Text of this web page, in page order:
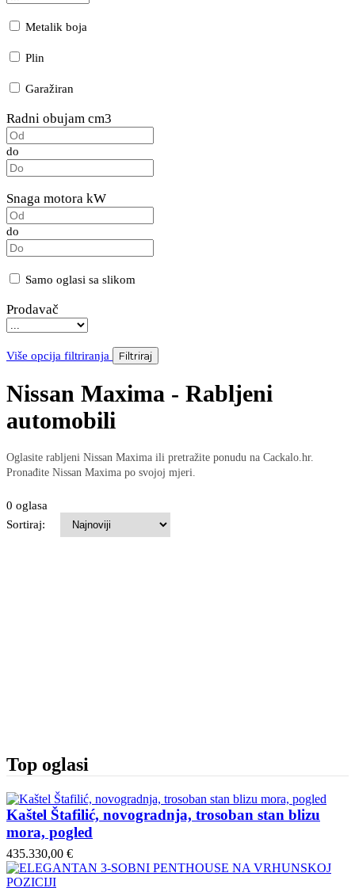
Metalik boja
Plin
Garažiran
Radni obujam cm3
do
Snaga motora kW
do
Samo oglasi sa slikom
Prodavač
Više opcija filtriranja Filtriraj
Nissan Maxima - Rabljeni
automobili
Oglasite rabljeni Nissan Maxima ili pretražite ponudu na Cackalo.hr.
Pronađite Nissan Maxima po svojoj mjeri.
0 oglasa
Sortiraj:
Top oglasi
Kaštel Štafilić, novogradnja, trosoban stan blizu
mora, pogled
435.330,00 €